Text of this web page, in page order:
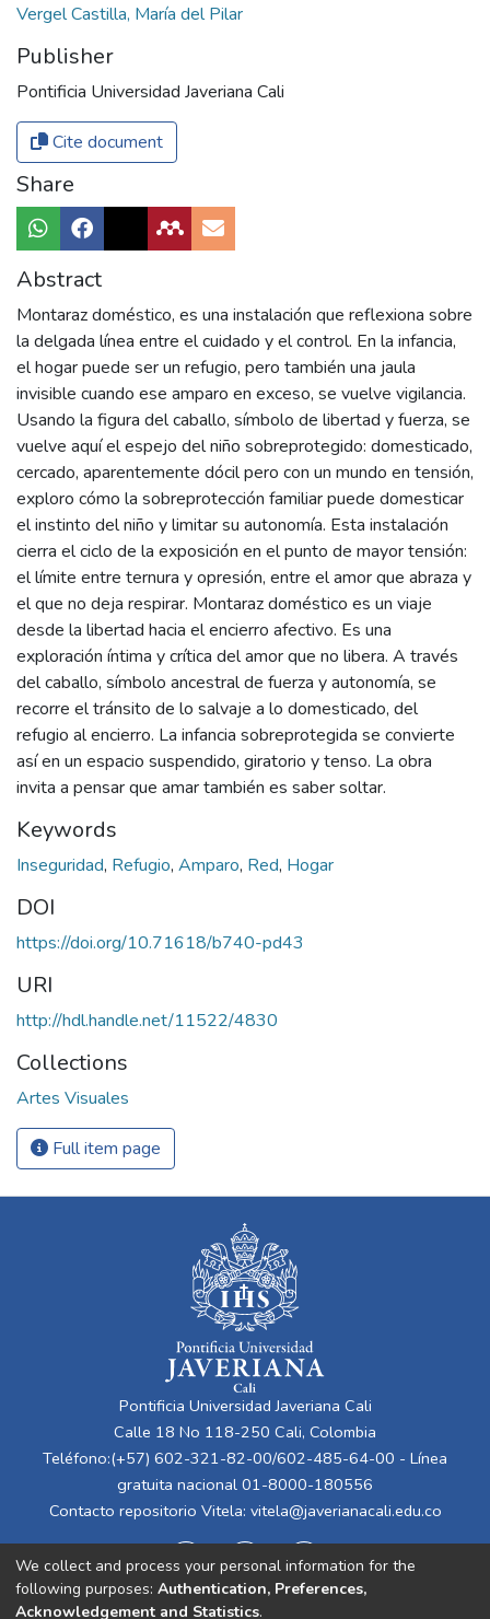
Vergel Castilla, María del Pilar
Publisher
Pontificia Universidad Javeriana Cali
Cite document
Share
Abstract
Montaraz doméstico, es una instalación que reflexiona sobre
la delgada línea entre el cuidado y el control. En la infancia,
el hogar puede ser un refugio, pero también una jaula
invisible cuando ese amparo en exceso, se vuelve vigilancia.
Usando la figura del caballo, símbolo de libertad y fuerza, se
vuelve aquí el espejo del niño sobreprotegido: domesticado,
cercado, aparentemente dócil pero con un mundo en tensión,
exploro cómo la sobreprotección familiar puede domesticar
el instinto del niño y limitar su autonomía. Esta instalación
cierra el ciclo de la exposición en el punto de mayor tensión:
el límite entre ternura y opresión, entre el amor que abraza y
el que no deja respirar. Montaraz doméstico es un viaje
desde la libertad hacia el encierro afectivo. Es una
exploración íntima y crítica del amor que no libera. A través
del caballo, símbolo ancestral de fuerza y autonomía, se
recorre el tránsito de lo salvaje a lo domesticado, del
refugio al encierro. La infancia sobreprotegida se convierte
así en un espacio suspendido, giratorio y tenso. La obra
invita a pensar que amar también es saber soltar.
Keywords
Inseguridad, Refugio, Amparo, Red, Hogar
DOI
https://doi.org/10.71618/b740-pd43
URI
http://hdl.handle.net/11522/4830
Collections
Artes Visuales
Full item page
Pontificia Universidad Javeriana Cali
Calle 18 No 118-250 Cali, Colombia
Teléfono:(+57) 602-321-82-00/602-485-64-00 - Línea
gratuita nacional 01-8000-180556
Contacto repositorio Vitela: vitela@javerianacali.edu.co
We collect and process your personal information for the
following purposes: Authentication, Preferences,
Acknowledgement and Statistics.